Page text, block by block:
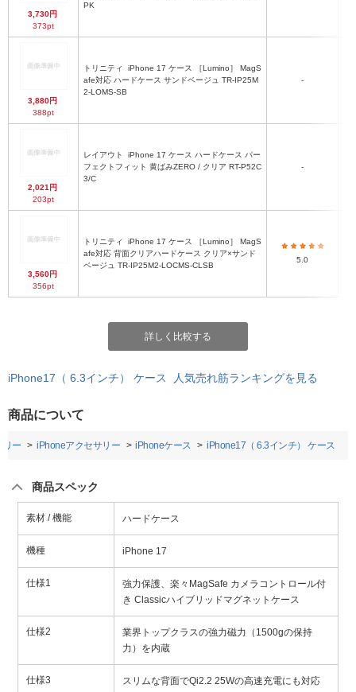
3,730円
373pt
PK
3,880円
388pt
トリニティ
afe対応 ハードケース サンドベージュ TR-IP25M
2-LOMS-SB
-
2,021円
203pt
レイアウト
フェクトフィット 黄ばみZERO / クリア RT-P52C
3/C
-
3,560円
356pt
トリニティ
afe対応 背面クリアハードケース クリア×サンド
ベージュ TR-IP25M2-LOCMS-CLSB
5.0
詳しく比較する
iPhone17（ 6.3インチ） ケース 人気売れ筋ランキングを見る
商品について
リー iPhoneアクセサリー iPhoneケース iPhone17（ 6.3インチ） ケース
商品スペック
素材 / 機能 ハードケース
機種 iPhone 17
仕様1
強力保護、楽々MagSafe カメラコントロール付
き Classicハイブリッドマグネットケース
仕様2
業界トップクラスの強力磁力（1500gの保持
力）を内蔵
仕様3 スリムな背面でQi2.2 25Wの高速充電にも対応